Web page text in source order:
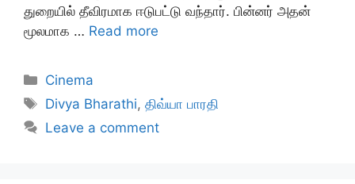
துறையில் தீவிரமாக ஈடுபட்டு வந்தார். பின்னர் அதன்
மூலமாக … Read more
Categories
Cinema
Tags
Divya Bharathi,திவ்யா பாரதி
Leave a comment